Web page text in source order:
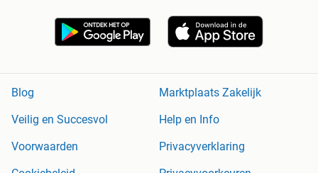
Blog
Marktplaats Zakelijk
Veilig en Succesvol
Help en Info
Voorwaarden
Privacyverklaring